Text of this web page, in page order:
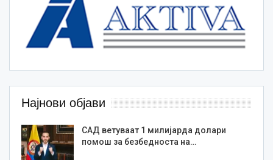
Најнови објави
САД ветуваат 1 милијарда долари
помош за безбедноста на…